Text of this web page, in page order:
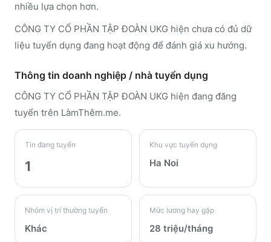
nhiều lựa chọn hơn.
CÔNG TY CỔ PHẦN TẬP ĐOÀN UKG hiện chưa có đủ dữ
liệu tuyển dụng đang hoạt động để đánh giá xu hướng.
Thông tin doanh nghiệp / nhà tuyển dụng
CÔNG TY CỔ PHẦN TẬP ĐOÀN UKG hiện đang đăng
tuyển trên LàmThêm.me.
Tin đang tuyển
1
Khu vực tuyển dụng
Ha Noi
Nhóm vị trí thường tuyển
Khác
Mức lương hay gặp
28 triệu/tháng